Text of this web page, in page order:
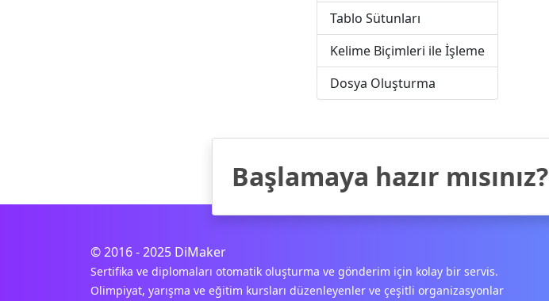
Tablo Sütunları
Kelime Biçimleri ile İşleme
Dosya Oluşturma
Başlamaya hazır mısınız?
© 2016 - 2025 DiMaker
Sertifika ve diplomaları otomatik oluşturma ve gönderim için kolay bir servis.
Olimpiyat, yarışma ve eğitim kursları düzenleyenler ve çeşitli organizasyonlar